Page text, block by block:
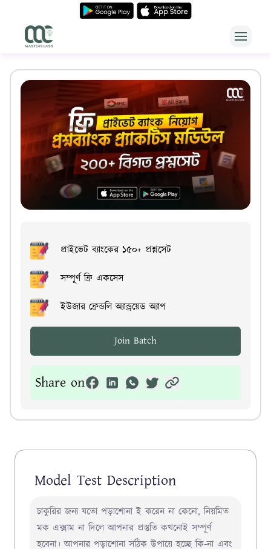
Open
Model Test Description
চাকুরির জন্য যতো পড়াশোনা ই করেন না কেনো, নিয়মিত
মক এক্সাম না দিলে আপনার প্রস্তুতি কখনোই সম্পূর্ণ
হবেনা। আপনার পড়াশোনা সঠিক উপায়ে হচ্ছে কি-না এবং
প্রাইভেট ব্যাংকের ১৫০+ প্রশ্নসেট
সম্পূর্ণ ফ্রি একসেস
ইউজার ফ্রেন্ডলি অ্যান্ড্রয়েড অ্যাপ
Join Batch
Share on